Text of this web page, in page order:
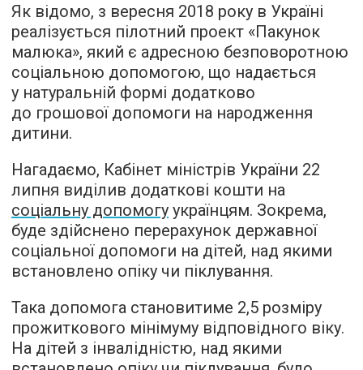
Як відомо, з вересня 2018 року в Україні
реалізується пілотний проект «Пакунок
малюка», який є адресною безповоротною
соціальною допомогою, що надається
у натуральній формі додатково
до грошової допомоги на народження
дитини.
Нагадаємо, Кабінет міністрів України 22
липня виділив додаткові кошти на
соціальну допомогу українцям. Зокрема,
буде здійснено перерахунок державної
соціальної допомоги на дітей, над якими
встановлено опіку чи піклування.
Така допомога становитиме 2,5 розміру
прожиткового мінімуму відповідного віку.
На дітей з інвалідністю, над якими